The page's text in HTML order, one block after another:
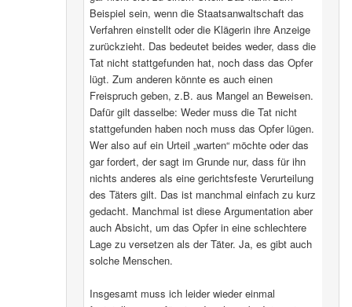
Beispiel sein, wenn die Staatsanwaltschaft das
Verfahren einstellt oder die Klägerin ihre Anzeige
zurückzieht. Das bedeutet beides weder, dass die
Tat nicht stattgefunden hat, noch dass das Opfer
lügt. Zum anderen könnte es auch einen
Freispruch geben, z.B. aus Mangel an Beweisen.
Dafür gilt dasselbe: Weder muss die Tat nicht
stattgefunden haben noch muss das Opfer lügen.
Wer also auf ein Urteil „warten“ möchte oder das
gar fordert, der sagt im Grunde nur, dass für ihn
nichts anderes als eine gerichtsfeste Verurteilung
des Täters gilt. Das ist manchmal einfach zu kurz
gedacht. Manchmal ist diese Argumentation aber
auch Absicht, um das Opfer in eine schlechtere
Lage zu versetzen als der Täter. Ja, es gibt auch
solche Menschen.
Insgesamt muss ich leider wieder einmal